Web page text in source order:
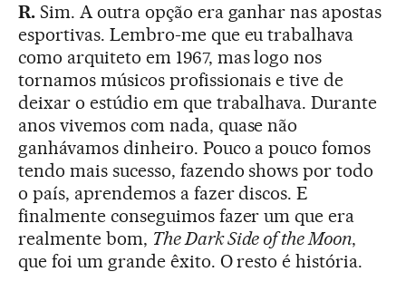
R.Sim. A outra opção era ganhar nas apostas
esportivas. Lembro-me que eu trabalhava
como arquiteto em 1967, mas logo nos
tornamos músicos profissionais e tive de
deixar o estúdio em que trabalhava. Durante
anos vivemos com nada, quase não
ganhávamos dinheiro. Pouco a pouco fomos
tendo mais sucesso, fazendo shows por todo
o país, aprendemos a fazer discos. E
finalmente conseguimos fazer um que era
realmente bom, The Dark Side of the Moon,
que foi um grande êxito. O resto é história.